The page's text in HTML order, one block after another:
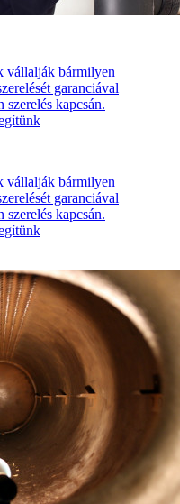
vállalják bármilyen
garanciával
szerelés kapcsán.
vállalják bármilyen
garanciával
szerelés kapcsán.